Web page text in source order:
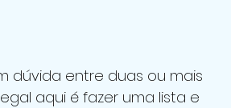
dúvida entre duas ou mais
aqui é fazer uma lista e